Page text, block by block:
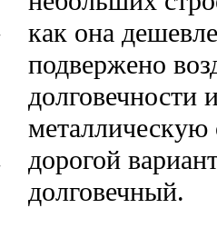
как она
подвержено
долговечности
металлическую
дорогой
долговечный.